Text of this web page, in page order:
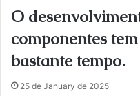
O
componentes
bastante tempo.
25 de January de 2025